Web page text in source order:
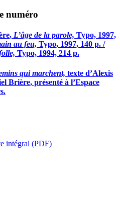
numéro
, L’âge de la parole, Typo, 1997,
au feu, Typo, 1997, 140 p. /
Typo, 1994, 214 p.
qui marchent, texte d’Alexis
Brière, présenté à l’Espace
intégral (PDF)